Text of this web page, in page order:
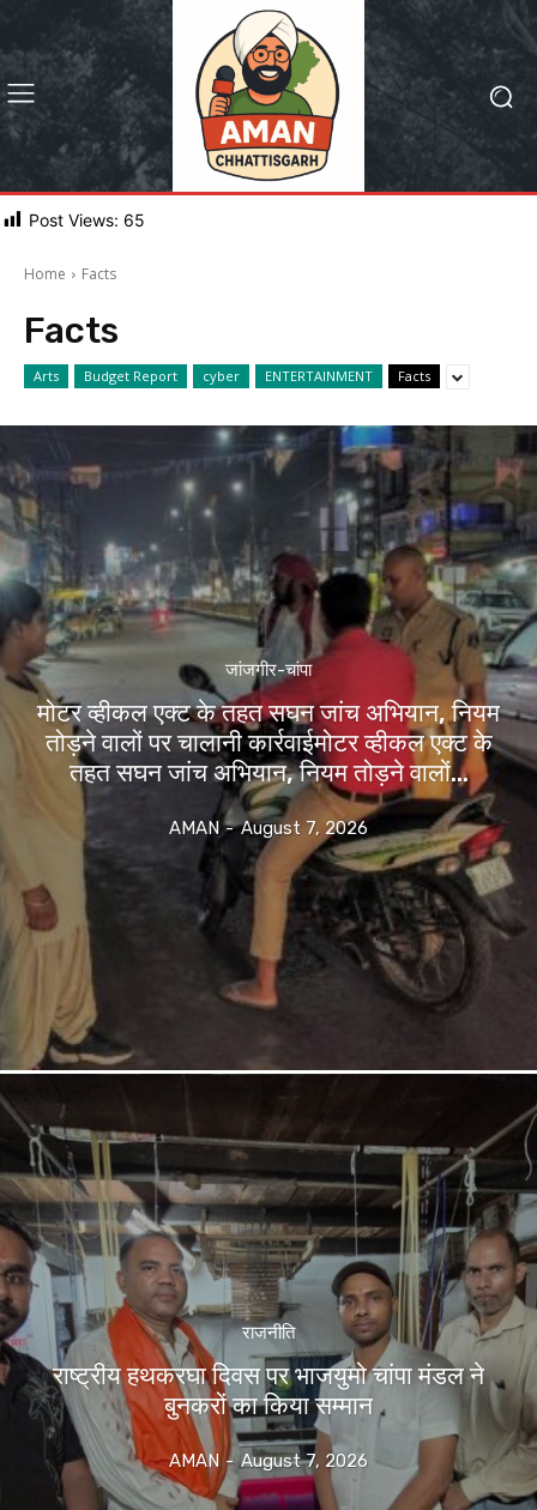
Post Views: 65
Home Facts
Facts
Arts Budget Report cyber ENTERTAINMENT Facts
जांजगीर-चांपा
मोटर व्हीकल एक्ट के तहत सघन जांच अभियान, नियम
तोड़ने वालों पर चालानी कार्रवाईमोटर व्हीकल एक्ट के
तहत सघन जांच अभियान, नियम तोड़ने वालों...
AMAN - August 7, 2026
राजनीति
राष्ट्रीय हथकरघा दिवस पर भाजयुमो चांपा मंडल ने
बुनकरों का किया सम्मान
AMAN - August 7, 2026